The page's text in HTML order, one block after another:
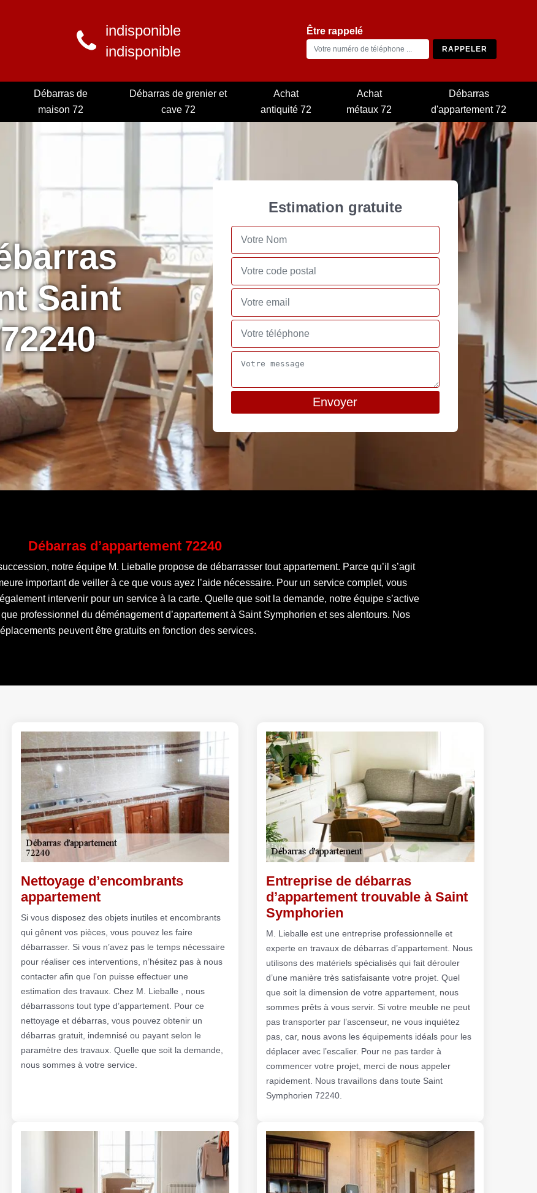
indisponible
indisponible
Être rappelé
Débarras de
maison 72
Débarras de grenier et
cave 72
Achat
antiquité 72
Achat
métaux 72
Débarras
d'appartement 72
Saint
Estimation gratuite
Débarras d’appartement 72240
notre équipe M. Lieballe propose de débarrasser tout appartement. Parce qu’il s’agit
important de veiller à ce que vous ayez l’aide nécessaire. Pour un service complet, vous
intervenir pour un service à la carte. Quelle que soit la demande, notre équipe s’active
professionnel du déménagement d’appartement à Saint Symphorien et ses alentours. Nos
peuvent être gratuits en fonction des services.
Nettoyage d’encombrants
appartement
Si vous disposez des objets inutiles et encombrants
qui gênent vos pièces, vous pouvez les faire
débarrasser. Si vous n’avez pas le temps nécessaire
pour réaliser ces interventions, n’hésitez pas à nous
contacter afin que l’on puisse effectuer une
estimation des travaux. Chez M. Lieballe , nous
débarrassons tout type d’appartement. Pour ce
nettoyage et débarras, vous pouvez obtenir un
débarras gratuit, indemnisé ou payant selon le
paramètre des travaux. Quelle que soit la demande,
nous sommes à votre service.
Entreprise de débarras
d’appartement trouvable à Saint
Symphorien
M. Lieballe est une entreprise professionnelle et
experte en travaux de débarras d’appartement. Nous
utilisons des matériels spécialisés qui fait dérouler
d’une manière très satisfaisante votre projet. Quel
que soit la dimension de votre appartement, nous
sommes prêts à vous servir. Si votre meuble ne peut
pas transporter par l’ascenseur, ne vous inquiétez
pas, car, nous avons les équipements idéals pour les
déplacer avec l’escalier. Pour ne pas tarder à
commencer votre projet, merci de nous appeler
rapidement. Nous travaillons dans toute Saint
Symphorien 72240.